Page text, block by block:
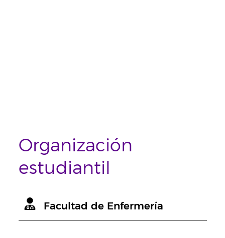
Organización
estudiantil
Facultad de Enfermería